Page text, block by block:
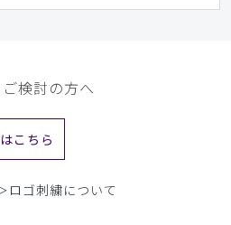
検討の方へ
こちら
ロゴ刺繍について